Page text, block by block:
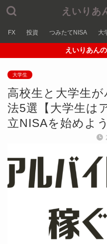
えいりあ
FX 投資 つみたてNISA 大
えいりあん
大学生
高校生と大学生
法5選【大学生は
立NISAを始めよう